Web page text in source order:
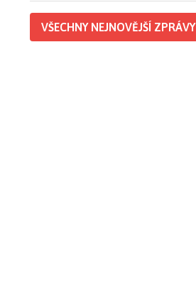
VŠECHNY NEJNOVĚJŠÍ ZPRÁVY